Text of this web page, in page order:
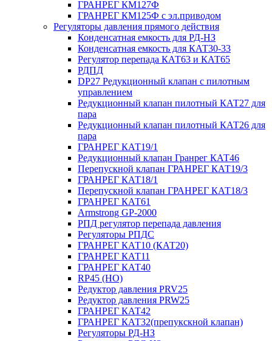
ГРАНРЕГ КМ127Ф
ГРАНРЕГ КМ125Ф с эл.приводом
Регуляторы давления прямого действия
Конденсатная емкость для РД-НЗ
Конденсатная емкость для КАТ30-33
Регулятор перепада КАТ63 и КАТ65
РДПД
DP27 Редукционный клапан с пилотным
управлением
Редукционный клапан пилотный КАТ27 для
пара
Редукционный клапан пилотный КАТ26 для
пара
ГРАНРЕГ КАТ19/1
Редукционный клапан Гранрег КАТ46
Перепускной клапан ГРАНРЕГ КАТ19/3
ГРАНРЕГ КАТ18/1
Перепускной клапан ГРАНРЕГ КАТ18/3
ГРАНРЕГ КАТ61
Armstrong GP-2000
РПД регулятор перепада давления
Регуляторы РПДС
ГРАНРЕГ КАТ10 (КАТ20)
ГРАНРЕГ КАТ11
ГРАНРЕГ КАТ40
RP45 (НО)
Редуктор давления PRV25
Редуктор давления PRW25
ГРАНРЕГ КАТ42
ГРАНРЕГ КАТ32(препукскной клапан)
Регуляторы РД-НЗ